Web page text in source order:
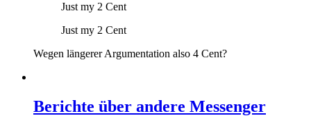
Just my 2 Cent
Just my 2 Cent
Wegen längerer Argumentation also 4 Cent?
Berichte über andere Messenger